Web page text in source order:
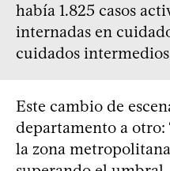
había 1.825 casos
internadas en
cuidados
Este cambio de
departamento a
la zona